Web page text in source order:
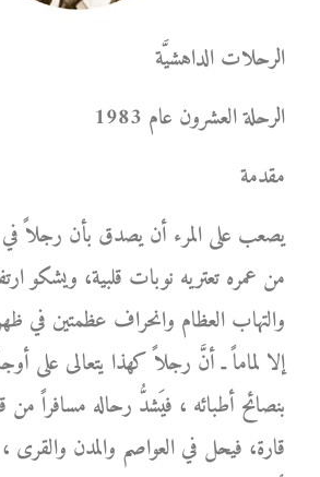
الرحلات الداهشيَّة
الرحلة العشرون عام 1983
مقدمة
يصعب على المرء أن يصدق بأن رجلاً في
من عمره تعتريه نوبات قلبية، ويشكو
والتهاب العظام وانحراف عظمتين في
إلا لماماً ـ أنَّ رجلاً كهذا يتعالى على
بنصائح أطبائه ، فيَشدُّ رحاله مسافراً من
قارة، فيحل في العواصم والمدن والقرى